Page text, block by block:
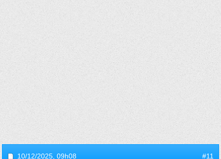
10/12/2025, 09h08 #11